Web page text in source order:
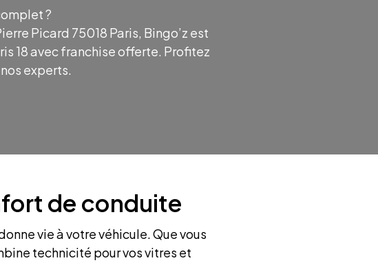
?
Picard 75018 Paris, Bingo’z est
18 avec franchise offerte. Profitez
experts.
de conduite
vie à votre véhicule. Que vous
technicité pour vos vitres et